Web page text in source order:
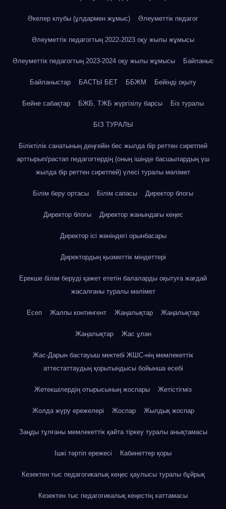
Әкелер клубы (ұлдармен жұмыс) Әлеуметтік педагог
Әлеуметтік педагогтың 2022-2023 оқу жылы жұмысы
Әлеуметтік педагогтың 2023-2024 оқу жылы жұмысы Байланыс
Байланыстар БАСТЫ БЕТ ББЖМ Бейінді оқыту
Бейне сабақтар БЖБ, ТЖБ жүргізілу барсы Біз туралы
БІЗ ТУРАЛЫ
Біліктілік санатының деңгейін бес жылда бір реттен сиретпей
арттырып/растап педагогтердің (оның ішінде басшылардың үш
жылда бір реттен сиретпей) үлесі туралы мәлімет
Білім беру ортасы Білім сапасы Директор блогы
Директор блогы Директор жанындағы кеңес
Директор ісі жөніндегі орынбасары
Директордың қызметтік міндеттері
Ерекше білім беруді қажет ететін балаларды оқытуға жағдай
жасалғаны туралы мәлімет
Есеп Жалпы контингент Жаңалықтар Жаңалықтар
Жаңалықтар Жас ұлан
Жас-Дарын бастауыш мектебі ЖШС-нің мемлекеттік
аттестаттаудың қорытындысы бойынша есебі
Жетекшілердің отырысының жоспары Жетістігміз
Жолда жүру ережелері Жоспар Жылдық жоспар
Заңды тұлғаны мемлекеттік қайта тіркеу туралы анықтамасы
Ішкі тәртіп ережесі Кабинеттер қоры
Кезектен тыс педагогикалық кеңес қаулысы туралы бұйрық
Кезектен тыс педагогикалық кеңестің хаттамасы